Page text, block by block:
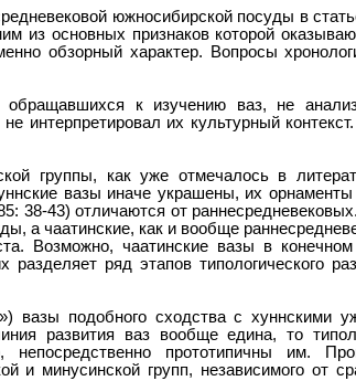
южносибирской посуды в
из основных признаков которой
обзорный характер. Вопросы
к изучению ваз, не
интерпретировал их культурный
группы, как уже отмечалось в
вазы иначе украшены, их
38-43) отличаются от
а чаатинские, как и вообще
Возможно, чаатинские вазы в
ряд этапов типологического
вазы подобного сходства с хуннскими
развития ваз вообще едина, то
непосредственно прототипичны им.
и минусинской групп, независимого от